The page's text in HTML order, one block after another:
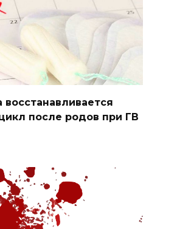
восстанавливается
после родов при ГВ